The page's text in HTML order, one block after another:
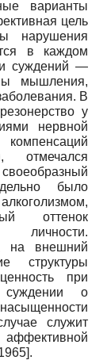
варианты
цель
нарушения
в каждом
суждений —
мышления,
В
у
нервной
отмечался
было
оттенок
личности.
на внешний
структуры
при
суждении о
служит
].